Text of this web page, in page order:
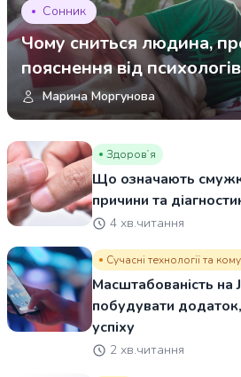
Сонник
Чому сниться людина,
пояснення від
Марина Моргунова
Здоровʼя
Що означають
причини та
4 хв.читання
Сучасні технології та
Масштабованість на
побудувати
успіху
2 хв.читання